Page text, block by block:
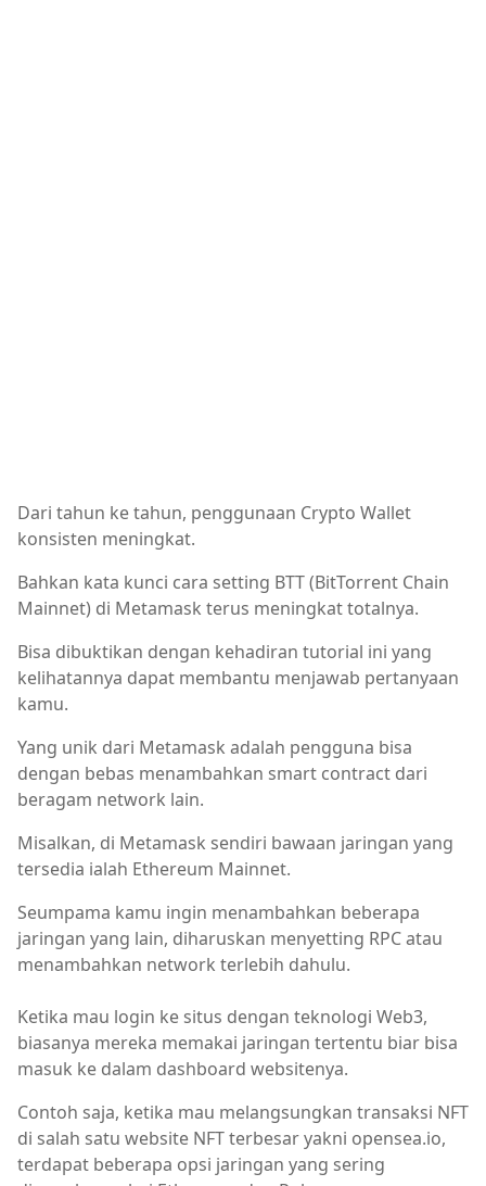
Dari tahun ke tahun, penggunaan Crypto Wallet
konsisten meningkat.
Bahkan kata kunci cara setting BTT (BitTorrent Chain
Mainnet) di Metamask terus meningkat totalnya.
Bisa dibuktikan dengan kehadiran tutorial ini yang
kelihatannya dapat membantu menjawab pertanyaan
kamu.
Yang unik dari Metamask adalah pengguna bisa
dengan bebas menambahkan smart contract dari
beragam network lain.
Misalkan, di Metamask sendiri bawaan jaringan yang
tersedia ialah Ethereum Mainnet.
Seumpama kamu ingin menambahkan beberapa
jaringan yang lain, diharuskan menyetting RPC atau
menambahkan network terlebih dahulu.
Ketika mau login ke situs dengan teknologi Web3,
biasanya mereka memakai jaringan tertentu biar bisa
masuk ke dalam dashboard websitenya.
Contoh saja, ketika mau melangsungkan transaksi NFT
di salah satu website NFT terbesar yakni opensea.io,
terdapat beberapa opsi jaringan yang sering